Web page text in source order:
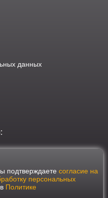
данных
с требованиями
года №152-ФЗ "О персональных
возможно только при
персональных данных. Для
с пользователями мы
подтверждаете согласие на
персональных
Политике